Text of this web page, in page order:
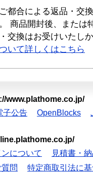
都合による返品・交
商品開封後、または
交換はお受けいたし
いて詳しくはこちら
www.plathome.co.jp/
子公告 OpenBlocks
について
見積書・
問
特定商取引法に